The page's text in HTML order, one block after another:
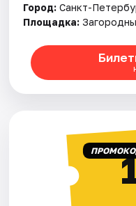
Город: Санкт-
Площадка: